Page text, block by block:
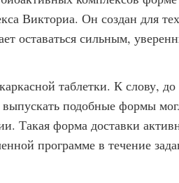
Викториа. Он создан для
оставаться сильным,
таблетки. К слову,
подобные формы
Такая форма доставки
программе в течение